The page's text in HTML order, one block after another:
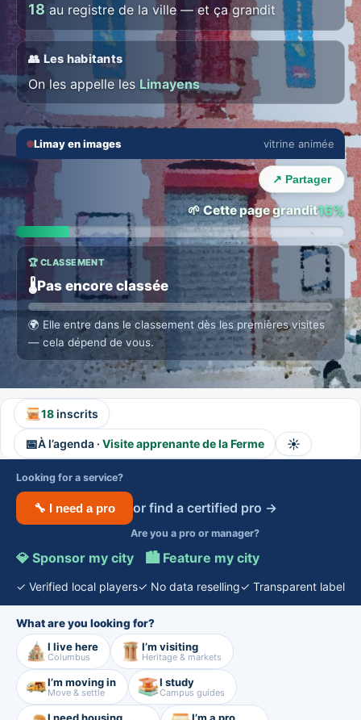
18 au registre de la ville — et ça grandit
👥 Les habitants
On les appelle les Limayens
Limay en images vitrine animée
‹ ›
🔇 ⛶
↗ Partager
🌱 Cette page grandit16%
🏆 CLASSEMENT
🌡️Pas encore classée
🌍 Elle entre dans le classement dès les premières visites
— cela dépend de vous.
18inscrits
📅À l’agenda · Visite apprenante de la Ferme ☀️
Looking for a service?
🔧 I need a pro or find a certified pro →
Are you a pro or manager?
💎 Sponsor my city · 🏙️ Feature my city
✓ Verified local players✓ No data reselling✓ Transparent label
What are you looking for?
I live here
Columbus
I’m visiting
Heritage & markets
I’m moving in
Move & settle
I study
Campus guides